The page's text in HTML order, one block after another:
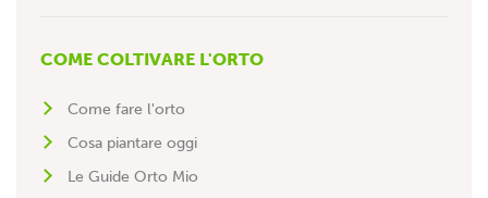
COME COLTIVARE L'ORTO
Come fare l'orto
Cosa piantare oggi
Le Guide Orto Mio